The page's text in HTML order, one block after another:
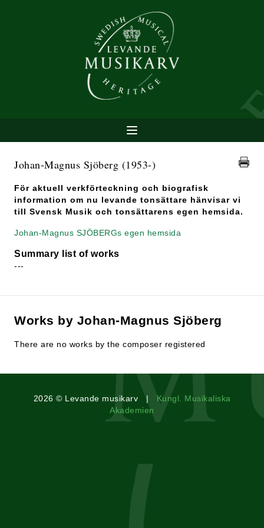
Johan-Magnus Sjöberg (1953-)
För aktuell verkförteckning och biografisk
information om nu levande tonsättare hänvisar vi
till Svensk Musik och tonsättarens egen hemsida.
Johan-Magnus SJÖBERGs egen hemsida
Summary list of works
---
Works by Johan-Magnus Sjöberg
There are no works by the composer registered
2026 © Levande musikarv | Kungl. Musikaliska
Akademien